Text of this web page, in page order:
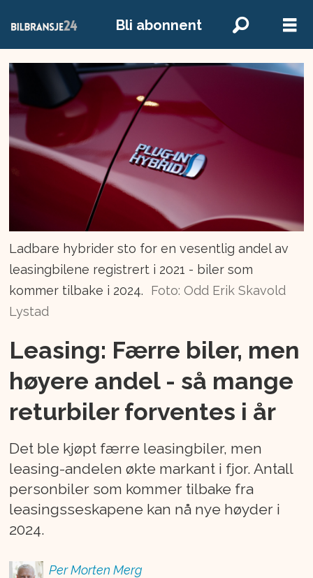
Bli abonnent
Ladbare hybrider sto for en vesentlig andel av
leasingbilene registrert i 2021 - biler som
kommer tilbake i 2024.
Foto: Odd Erik Skavold
Lystad
Leasing: Færre biler, men
høyere andel - så mange
returbiler forventes i år
Det ble kjøpt færre leasingbiler, men
leasing-andelen økte markant i fjor. Antall
personbiler som kommer tilbake fra
leasingsseskapene kan nå nye høyder i
2024.
Per Morten Merg